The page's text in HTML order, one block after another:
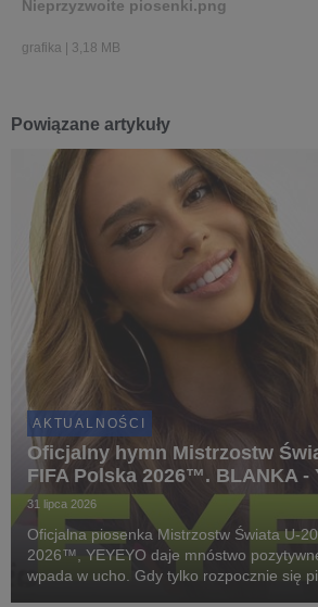
Nieprzyzwoite piosenki.png
grafika 3,18 MB
Powiązane artykuły
AKTUALNOŚCI
Oficjalny hymn Mistrzostw
FIFA Polska 2026™. BLANKA -
31 lipca 2026
Oficjalna piosenka Mistrzostw Świata U-
2026™, YEYEYO daje mnóstwo
wpada w ucho. Gdy tylko rozpocznie się